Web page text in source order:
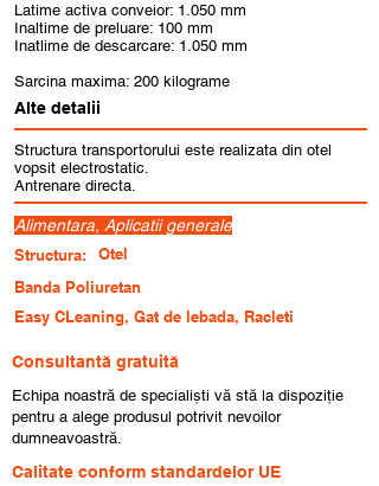
Latime activa conveior: 1.050 mm
Inaltime de preluare: 100 mm
Inatlime de descarcare: 1.050 mm
Sarcina maxima: 200 kilograme
Alte detalii
Structura transportorului este realizata din otel
vopsit electrostatic.
Antrenare directa.
Alimentara, Aplicatii generale
Structura:
Otel
Banda Poliuretan
Easy CLeaning, Gat de lebada, Racleti
Consultantă gratuită
Echipa noastră de specialiști vă stă la dispoziție
pentru a alege produsul potrivit nevoilor
dumneavoastră.
Calitate conform standardelor UE